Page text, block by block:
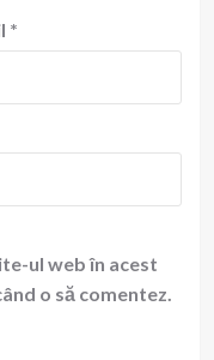
*
ul web în acest
o să comentez.